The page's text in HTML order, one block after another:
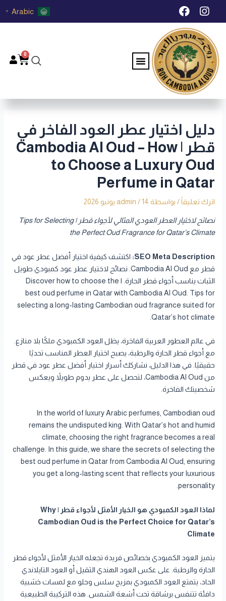
تخطي I
n
s
t
a
g
r
a
m
F
a
c
e
b
o
o
k
Arabic
▼
Menu
0
دليل اختيار عطر العود الفاخر في
قطر | Cambodia Al Oud – How
to Choose a Luxury Oud
Perfume in Qatar
اترك تعليقاً / بواسطة admin /14 يونيو 2026
نصائح لاختيار العطر العودي المثالي لأجواء قطر | Tips for Selecting
the Perfect Oud Fragrance for Qatar’s Climate
SEO Meta Description: اكتشف كيفية اختيار أفضل عطر عود في
قطر مع Cambodia Al Oud. نصائح لاختيار عطر عود كمبودي طويل
الثبات يناسب أجواء قطر الحارة. | Discover how to choose the
best oud perfume in Qatar with Cambodia Al Oud. Tips for
selecting a long-lasting Cambodian oud fragrance suited for
Qatar’s hot climate.
في عالم العطور العربية الفاخرة، يظل العود الكمبودي ملكًا بلا منازع.
مع أجواء قطر الحارة والرطبة، يصبح اختيار العطر المناسب تحديًا
حقيقيًا. في هذا الدليل، نشاركك أسرار اختيار أفضل عطر عود في قطر
من Cambodia Al Oud، لتحصل على عطر يدوم طويلاً ويعكس
شخصيتك الفاخرة.
In the world of luxury Arabic perfumes, Cambodian oud
remains the undisputed king. With Qatar’s hot and humid
climate, choosing the right fragrance becomes a real
challenge. In this guide, we share the secrets of selecting the
best oud perfume in Qatar from Cambodia Al Oud, ensuring
you get a long-lasting scent that reflects your luxurious
personality.
لماذا العود الكمبودي هو الخيار الأمثل لأجواء قطر | Why
Cambodian Oud is the Perfect Choice for Qatar’s
Climate
يتميز العود الكمبودي بخصائص فريدة تجعله الخيار الأمثل لأجواء قطر
الحارة والرطبة. على عكس العود الهندي الثقيل أو العود التايلاندي
الحاد، يتمتع العود الكمبودي بمزيج سلس وحلو مع لمسات خشبية
دافئة تتنفس برشاقة تحت أشعة الشمس. هذه التركيبة الطبيعية
Post
navigation